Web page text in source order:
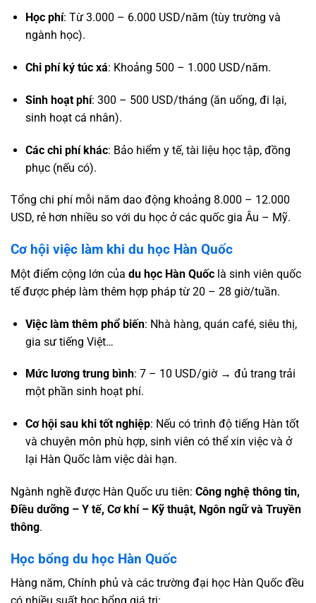
Học phí: Từ 3.000 – 6.000 USD/năm (tùy trường và
ngành học).
Chi phí ký túc xá: Khoảng 500 – 1.000 USD/năm.
Sinh hoạt phí: 300 – 500 USD/tháng (ăn uống, đi lại,
sinh hoạt cá nhân).
Các chi phí khác: Bảo hiểm y tế, tài liệu học tập, đồng
phục (nếu có).
Tổng chi phí mỗi năm dao động khoảng 8.000 – 12.000
USD, rẻ hơn nhiều so với du học ở các quốc gia Âu – Mỹ.
Cơ hội việc làm khi du học Hàn Quốc
Một điểm cộng lớn của du học Hàn Quốc là sinh viên quốc
tế được phép làm thêm hợp pháp từ 20 – 28 giờ/tuần.
Việc làm thêm phổ biến: Nhà hàng, quán café, siêu thị,
gia sư tiếng Việt…
Mức lương trung bình: 7 – 10 USD/giờ → đủ trang trải
một phần sinh hoạt phí.
Cơ hội sau khi tốt nghiệp: Nếu có trình độ tiếng Hàn tốt
và chuyên môn phù hợp, sinh viên có thể xin việc và ở
lại Hàn Quốc làm việc dài hạn.
Ngành nghề được Hàn Quốc ưu tiên: Công nghệ thông tin,
Điều dưỡng – Y tế, Cơ khí – Kỹ thuật, Ngôn ngữ và Truyền
thông.
Học bổng du học Hàn Quốc
Hàng năm, Chính phủ và các trường đại học Hàn Quốc đều